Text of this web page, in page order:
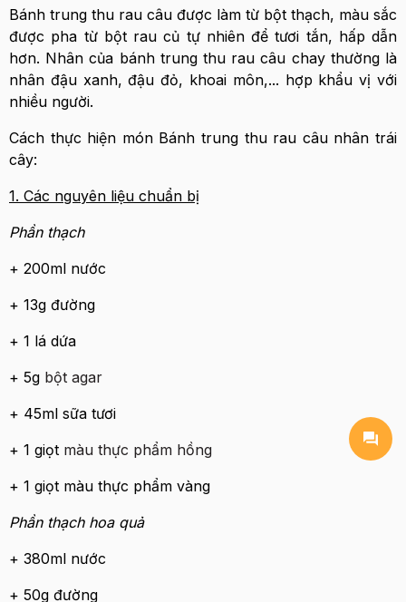
Bánh trung thu rau câu được làm từ bột thạch, màu sắc
được pha từ bột rau củ tự nhiên để tươi tắn, hấp dẫn
hơn. Nhân của bánh trung thu rau câu chay thường là
nhân đậu xanh, đậu đỏ, khoai môn,... hợp khẩu vị với
nhiều người.
Cách thực hiện món Bánh trung thu rau câu nhân trái
cây:
1. Các nguyên liệu chuẩn bị
Phần thạch
+ 200ml nước
+ 13g đường
+ 1 lá dứa
+ 5g bột agar
+ 45ml sữa tươi
+ 1 giọt màu thực phẩm hồng
+ 1 giọt màu thực phẩm vàng
Phần thạch hoa quả
+ 380ml nước
+ 50g đường